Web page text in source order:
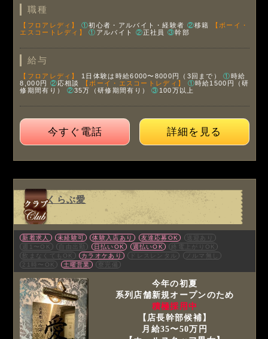
職種
【フロアレディ】 ①初心者・アルバイト・経験者 ②移籍
【ボーイ・
エスコートレディ】
① アルバイト ②正社員③幹部
給与
【フロアレディ】 1日体験は時給6000〜8000円（3回まで）①時給
8,000円 ②応相談 【ボーイ・エスコートレディ】 ①時給1500円（研
修期間有り） ②35万（研修期間有り）③ 100万以上
今すぐ電話 詳細を見る
くらぶ愛
新着求人 未経験可 体験入店あり 友達応募OK
送迎あり
週1〜OK
自由出勤 日払いOK 週払いOK
終電上がりOK
飲まなくてもOK
カラオケあり ドレスレンタル
ノルマ無し
21時〜OK
土曜営業 寮完備
今年の初夏
系列店舗新規オープンのため
積極採用中
【店長幹部候補】
月給35〜50万円